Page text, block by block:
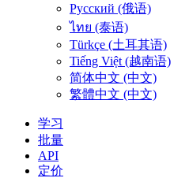
Русский (俄语)
ไทย (泰语)
Türkçe (土耳其语)
Tiếng Việt (越南语)
简体中文 (中文)
繁體中文 (中文)
学习
批量
API
定价